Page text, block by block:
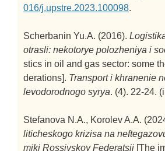
016/j.upstre.2023.100098.
Scherbanin Yu.A. (2016).
otrasli: nekotorye polozheniya i
stics in oil and gas sector: some
derations]. Transport i khranenie
levodorodnogo syrya. (4). 22-24.
Stefanova N.A., Korolev A.A.
liticheskogo krizisa na
miki Rossiyskoy Federatsii [The